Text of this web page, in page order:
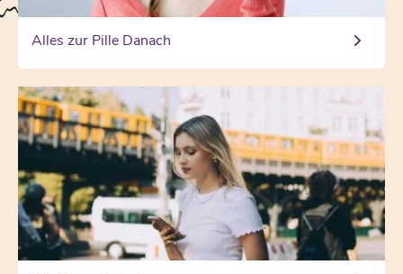
Alles zur Pille Danach